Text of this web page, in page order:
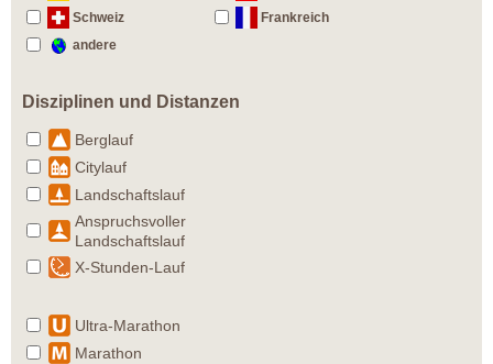
Schweiz
Frankreich
andere
Disziplinen und Distanzen
Berglauf
Citylauf
Landschaftslauf
Anspruchsvoller
Landschaftslauf
X-Stunden-Lauf
Ultra-Marathon
Marathon